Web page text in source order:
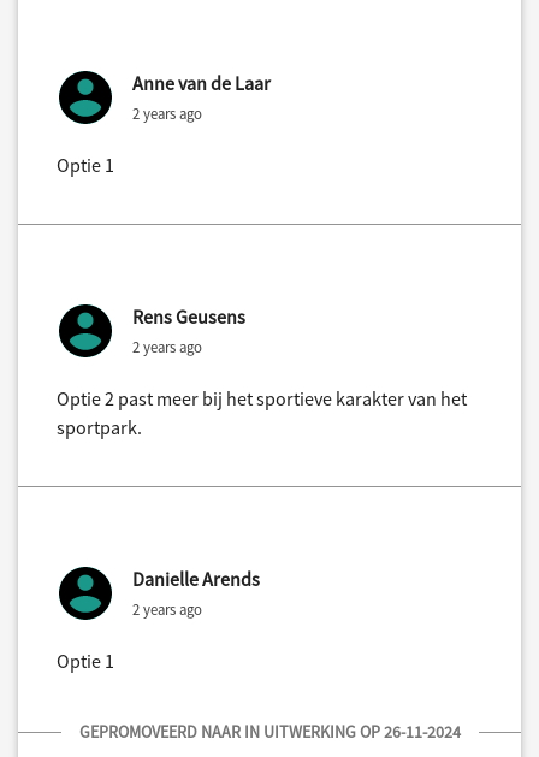
Anne van de Laar
2 years ago
Optie 1
Rens Geusens
2 years ago
Optie 2 past meer bij het sportieve karakter van het
sportpark.
Danielle Arends
2 years ago
Optie 1
GEPROMOVEERD NAAR IN UITWERKING OP 26-11-2024